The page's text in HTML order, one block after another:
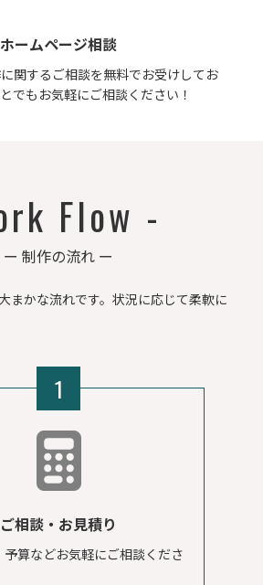
ホームページ相談
関するご相談を無料でお受けしてお
でもお気軽にご相談ください！
Flow -
ー 制作の流れ ー
まかな流れです。状況に応じて柔軟に
1
ご相談・お見積り
予算などお気軽にご相談くださ